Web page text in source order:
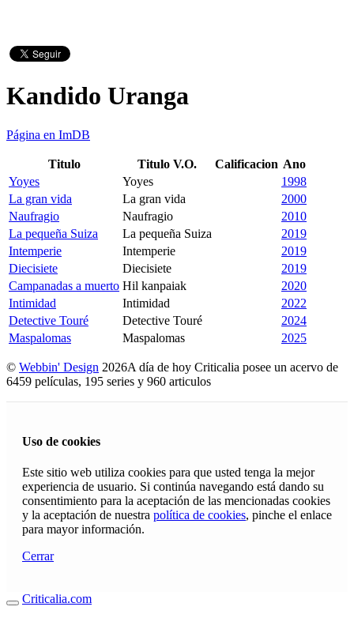
Kandido Uranga
Página en ImDB
Titulo Titulo V.O. Calificacion Ano
Yoyes
Yoyes
1998
La gran vida
La gran vida
2000
Naufragio
Naufragio
2010
La pequeña Suiza
La pequeña Suiza
2019
Intemperie
Intemperie
2019
Diecisiete
Diecisiete
2019
Campanadas a muerto Hil kanpaiak
2020
Intimidad
Intimidad
2022
Detective Touré
Detective Touré
2024
Maspalomas
Maspalomas 2025
© Webbin' Design 2026A día de hoy Criticalia posee un acervo de
6459 películas, 195 series y 960 articulos
Uso de cookies
Este sitio web utiliza cookies para que usted tenga la mejor
experiencia de usuario. Si continúa navegando está dando su
consentimiento para la aceptación de las mencionadas cookies
y la aceptación de nuestra política de cookies, pinche el enlace
para mayor información.
Cerrar
Criticalia.com